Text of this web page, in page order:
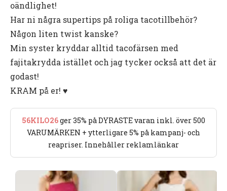
oändlighet!
Har ni några supertips på roliga tacotillbehör?
Någon liten twist kanske?
Min syster kryddar alltid tacofärsen med
fajitakrydda istället och jag tycker också att det är
godast!
KRAM på er! ♥
56KILO26ger 35% på DYRASTE varan inkl. över 500
VARUMÄRKEN + ytterligare 5% på kampanj- och
reapriser. Innehåller reklamlänkar